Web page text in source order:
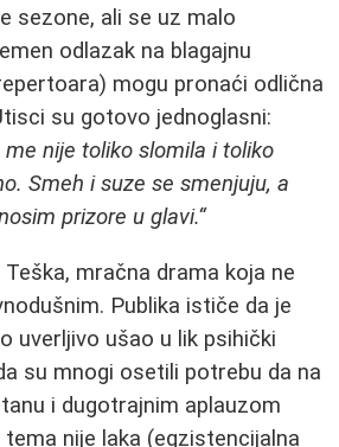
sezone, ali se uz malo
odlazak na blagajnu
mogu pronaći odlična
su gotovo jednoglasni:
me nije toliko slomila i toliko
Smeh i suze se smenjuju, a
prizore u glavi.“
Teška, mračna drama koja ne
Publika ističe da je
uverljivo ušao u lik psihički
su mnogi osetili potrebu da na
i dugotrajnim aplauzom
nije laka (egzistencijalna